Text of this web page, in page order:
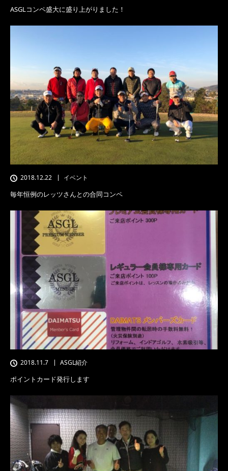
ASGLコンペ盛大に盛り上がりました！
2018.12.22 イベント
毎年恒例のレッツさんとの合同コンペ
2018.11.7 ASGL紹介
ポイントカード発行します